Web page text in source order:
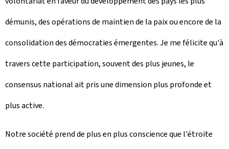
démunis, des opérations de maintien de la paix ou encore de la
consolidation des démocraties émergentes. Je me félicite qu'à
travers cette participation, souvent des plus jeunes, le
consensus national ait pris une dimension plus profonde et
plus active.
Notre société prend de plus en plus conscience que l'étroite